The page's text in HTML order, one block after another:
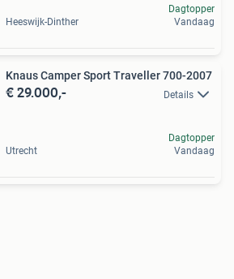
Heeswijk-Dinther
Dagtopper
Vandaag
Knaus Camper Sport Traveller 700-2007
€ 29.000,- Details
Utrecht
Dagtopper
Vandaag